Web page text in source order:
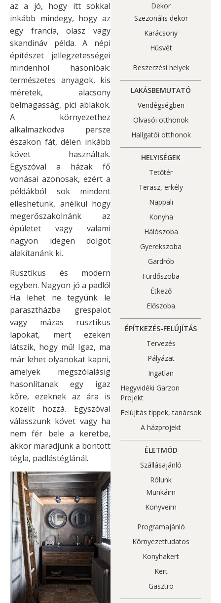
az a jó, hogy itt sokkal
inkább mindegy, hogy az
egy francia, olasz vagy
skandináv példa. A népi
építészet jellegzetességei
mindenhol hasonlóak:
természetes anyagok, kis
méretek, alacsony
belmagasság, pici ablakok.
A környezethez
alkalmazkodva persze
északon fát, délen inkább
követ használtak.
Egyszóval a házak fő
vonásai azonosak, ezért a
példákból sok mindent
elleshetünk, anélkül hogy
megerőszakolnánk az
épületet vagy valami
nagyon idegen dolgot
alakítanánk ki.
Rusztikus és modern
egyben. Nagyon jó a padló!
Ha lehet ne tegyünk le
parasztházba grespalot
vagy mázas rusztikus
lapokat, mert ezeken
látszik, hogy mű! Igaz, ma
már lehet olyanokat kapni,
amelyek megszólalásig
hasonlítanak egy igaz
kőre, ezeknek az ára is
közelít hozzá. Egyszóval
válasszunk követ vagy ha
nem fér bele a keretbe,
akkor maradjunk a bontott
tégla, padlástéglánál.
Dekor
Szezonális dekor
Karácsony
Húsvét
Beszerzési helyek
LAKÁSBEMUTATÓ
Vendégségben
Olvasói otthonok
Hallgatói otthonok
HELYISÉGEK
Tetőtér
Terasz, erkély
Nappali
Konyha
Hálószoba
Gyerekszoba
Gardrób
Fürdőszoba
Étkező
Előszoba
ÉPÍTKEZÉS-FELÚJÍTÁS
Tervezés
Pályázat
Ingatlan
Hegyvidéki Garzon
Projekt
Felújítás tippek, tanácsok
A házprojekt
ÉLETMÓD
Szállásajánló
Rólunk
Munkáim
Könyveim
Programajánló
Környezettudatos
Konyhakert
Kert
Gasztro